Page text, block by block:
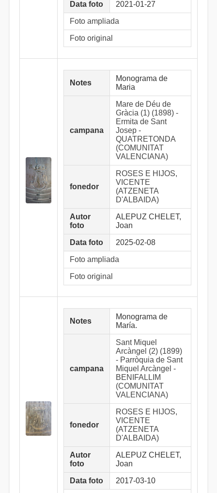
Data foto 2021-01-27
Foto ampliada
Foto original
Notes
Monograma de
Maria
campana
Mare de Déu de
Gràcia (1) (1898) -
Ermita de Sant
Josep -
QUATRETONDA
(COMUNITAT
VALENCIANA)
fonedor
ROSES E HIJOS,
VICENTE
(ATZENETA
D'ALBAIDA)
Autor
foto
ALEPUZ CHELET,
Joan
Data foto 2025-02-08
Foto ampliada
Foto original
Notes
Monograma de
María.
campana
Sant Miquel
Arcàngel (2) (1899)
- Parròquia de Sant
Miquel Arcàngel -
BENIFALLIM
(COMUNITAT
VALENCIANA)
fonedor
ROSES E HIJOS,
VICENTE
(ATZENETA
D'ALBAIDA)
Autor
foto
ALEPUZ CHELET,
Joan
Data foto 2017-03-10